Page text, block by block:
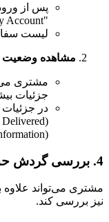
"My Account" برود.
لیست
مشاهده
مشتری
جزئیات
در
(Tracking Information) نمایش داده می‌شود.
4. بررسی گردش حساب
مشتری می‌تواند
نیز بررسی کند.